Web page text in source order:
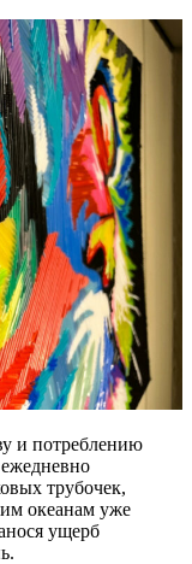
и потреблению
трубочек,
океанам уже
ущерб